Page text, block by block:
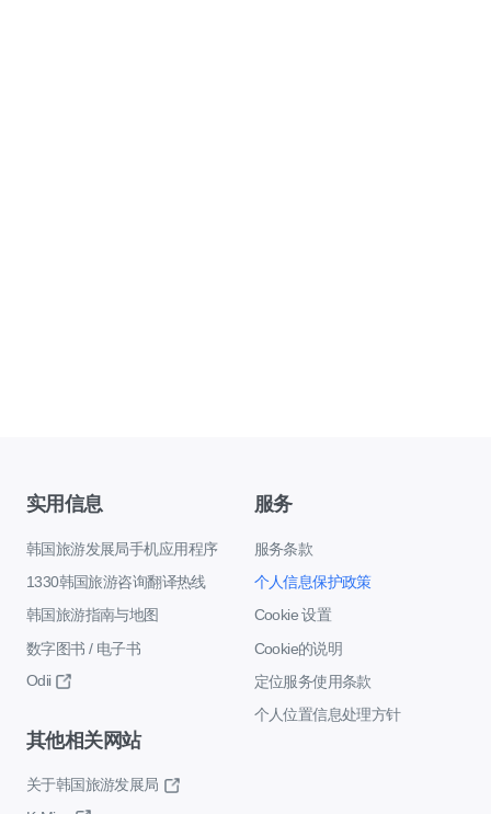
实用信息
韩国旅游发展局手机应用程序
1330韩国旅游咨询翻译热线
韩国旅游指南与地图
数字图书 / 电子书
Odii
服务
服务条款
个人信息保护政策
Cookie 设置
Cookie的说明
定位服务使用条款
个人位置信息处理方针
其他相关网站
关于韩国旅游发展局